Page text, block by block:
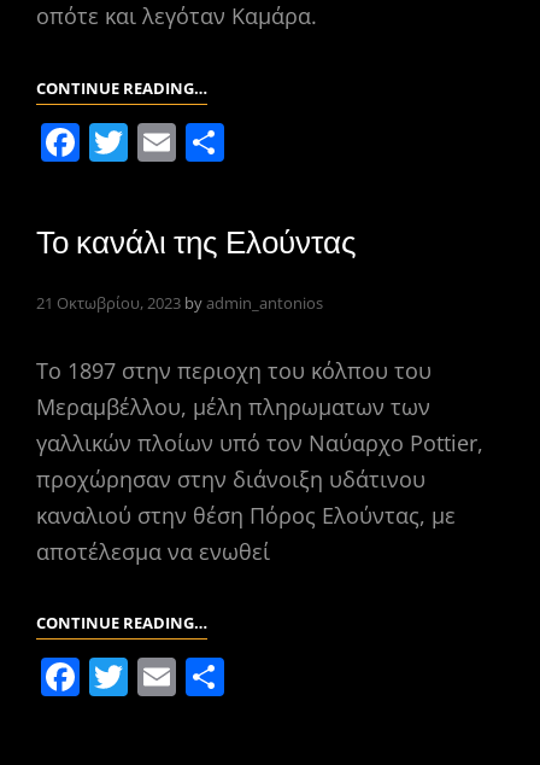
οπότε και λεγόταν Καμάρα.
CONTINUE READING…
ΛΑΣΙΘΊΟΥ
F
e
b
o
k
T
itt
er
E
l
ρ
α
σ
ίτ
ε
Το κανάλι της Ελούντας
21 Οκτωβρίου, 2023 byadmin_antonios
Το 1897 στην περιοχη του κόλπου του
Μεραμβέλλου, μέλη πληρωματων των
γαλλικών πλοίων υπό τον Ναύαρχο Pottier,
προχώρησαν στην διάνοιξη υδάτινου
καναλιού στην θέση Πόρος Ελούντας, με
αποτέλεσμα να ενωθεί
CONTINUE READING…ΤΟ
ΚΑΝΆΛΙ
ΤΗΣ
F T E